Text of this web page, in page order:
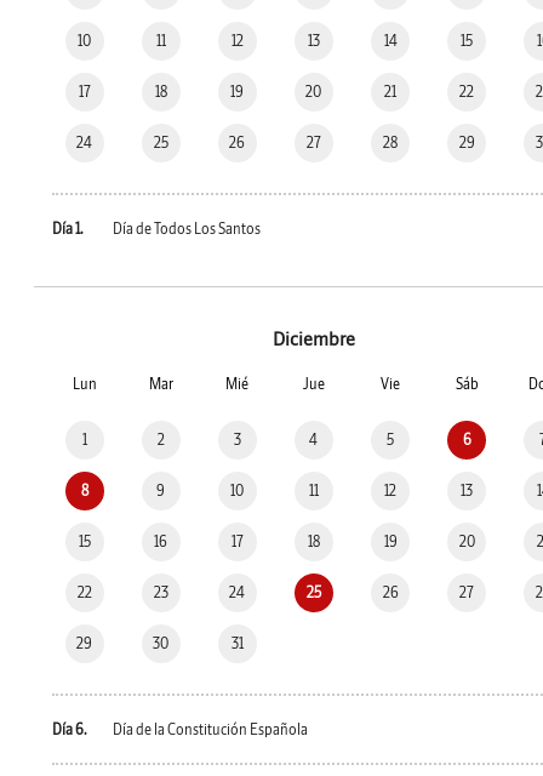
10 11 12 13 14 15
17 18 19 20 21 22
24 25 26 27 28 29
Día 1. Día de Todos Los Santos
Diciembre
Lun Mar Mié Jue Vie Sáb
1 2 3 4 5 6
8 9 10 11 12 13
15 16 17 18 19 20
22 23 24 25 26 27
29 30 31
Día 6. Día de la Constitución Española